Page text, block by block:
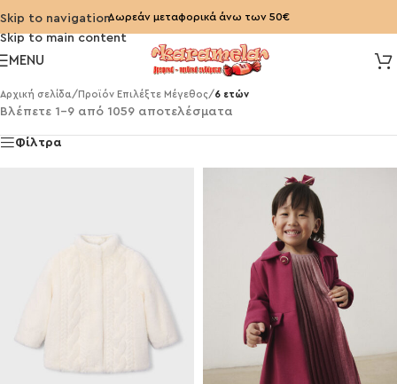
Skip to navigation
Skip to main content
Δωρεάν μεταφορικά άνω των 50€
MENU
Αρχική σελίδα/ Προϊόν Επιλέξτε Μέγεθος/6 ετών
Βλέπετε 1–9 από 1059 αποτελέσματα
Φίλτρα